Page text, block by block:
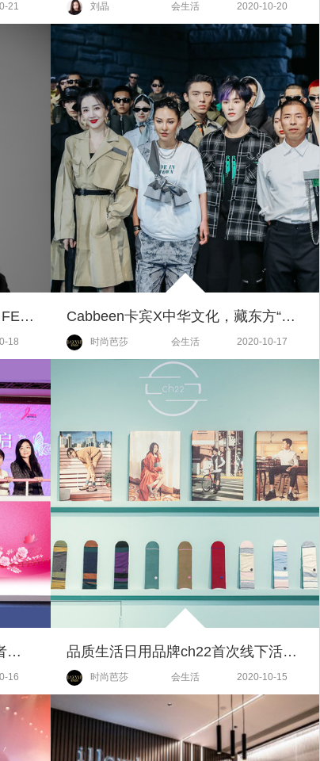
21 刘晶 会生活 2020-10-20
杨起凤加盟“KAISER X DENNIS FEI《无常》时尚摄影展”公益生命 国际响应
18
Cabbeen卡宾X中华文化，藏东方“壵”气登陆上海时装周闭幕大秀
时尚芭莎 会生活 2020-10-17
首个“粉红绽放日”倡导乳腺癌患者重建美好生活
16
品质生活日用品牌ch22首次线下活动正式登陆 以趣味互动色彩空间 传递优质舒适生活美学
时尚芭莎 会生活 2020-10-15